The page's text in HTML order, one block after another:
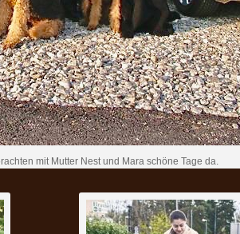
mit Mutter Nest und Mara schöne Tage da.